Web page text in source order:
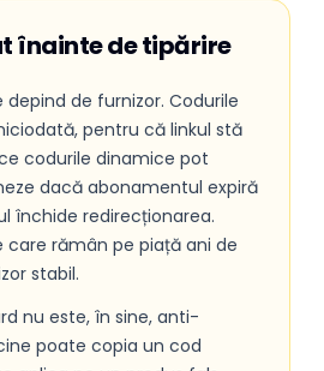
înainte de tipărire
de furnizor. Codurile
pentru că linkul stă
codurile dinamice pot
dacă abonamentul expiră
închide redirecționarea.
care rămân pe piață ani de
stabil.
nu este, în sine, anti-
poate copia un cod